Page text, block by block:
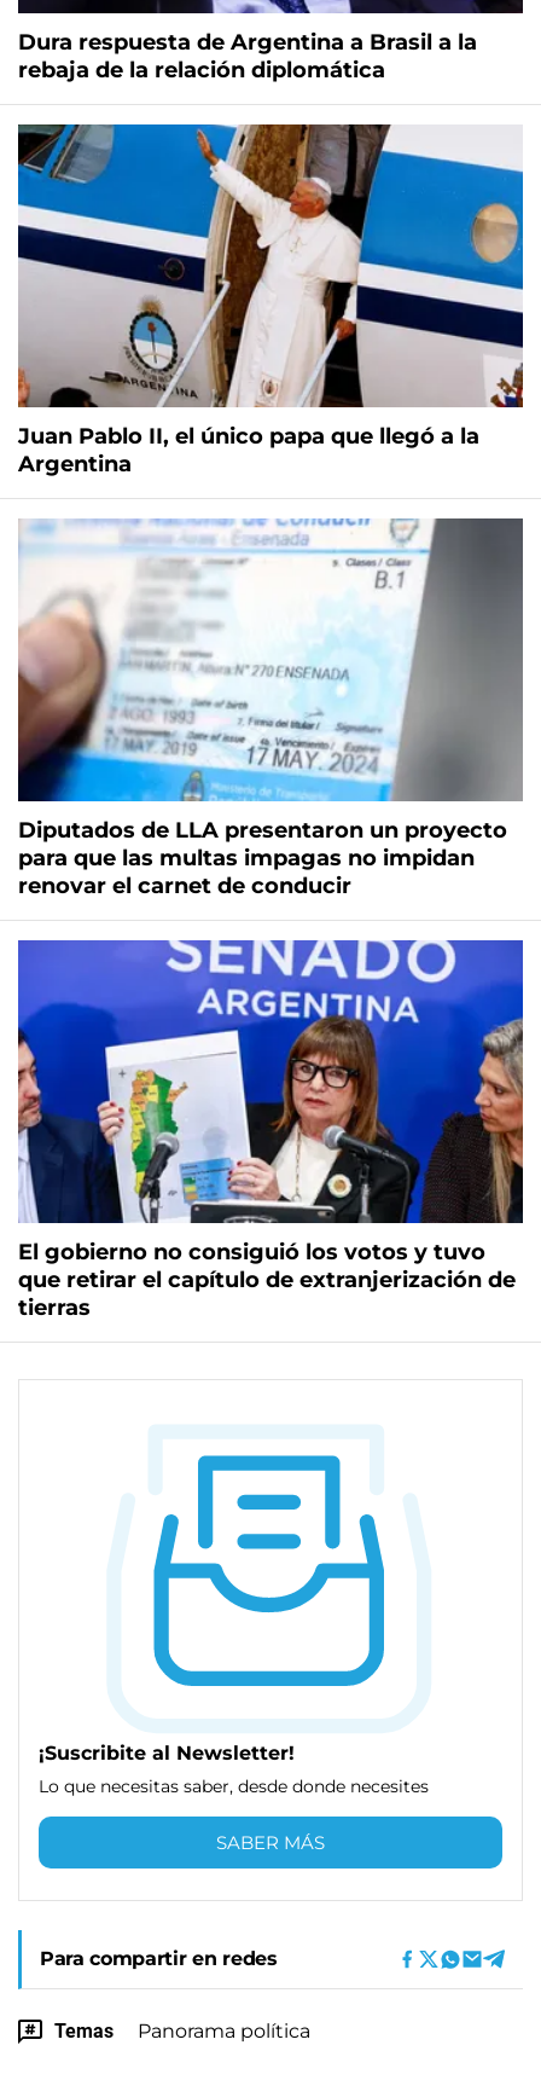
Dura respuesta de Argentina a Brasil a la
rebaja de la relación diplomática
Juan Pablo II, el único papa que llegó a la
Argentina
Diputados de LLA presentaron un proyecto
para que las multas impagas no impidan
renovar el carnet de conducir
El gobierno no consiguió los votos y tuvo
que retirar el capítulo de extranjerización de
tierras
¡Suscribite al Newsletter!
Lo que necesitas saber, desde donde necesites
SABER MÁS
Para compartir en redes
Temas Panorama política